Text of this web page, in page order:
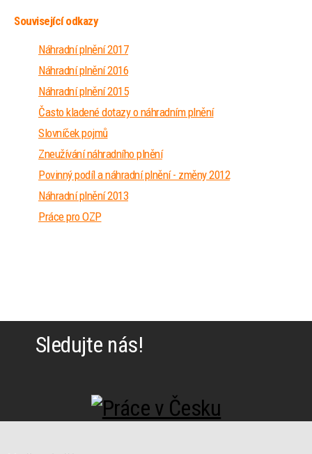
Související odkazy
Náhradní plnění 2017
Náhradní plnění 2016
Náhradní plnění 2015
Často kladené dotazy o náhradním plnění
Slovníček pojmů
Zneužívání náhradního plnění
Povinný podíl a náhradní plnění - změny 2012
Náhradní plnění 2013
Práce pro OZP
Sledujte nás!